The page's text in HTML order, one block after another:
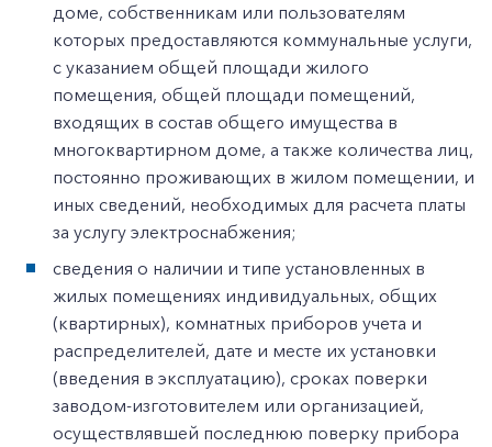
доме, собственникам или пользователям
которых предоставляются коммунальные услуги,
с указанием общей площади жилого
помещения, общей площади помещений,
входящих в состав общего имущества в
многоквартирном доме, а также количества лиц,
постоянно проживающих в жилом помещении, и
иных сведений, необходимых для расчета платы
за услугу электроснабжения;
сведения о наличии и типе установленных в
жилых помещениях индивидуальных, общих
(квартирных), комнатных приборов учета и
распределителей, дате и месте их установки
(введения в эксплуатацию), сроках поверки
заводом-изготовителем или организацией,
осуществлявшей последнюю поверку прибора